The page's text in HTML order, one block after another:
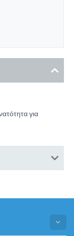
για